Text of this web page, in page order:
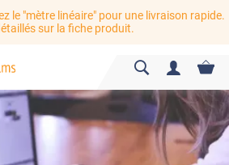
le "mètre linéaire" pour une livraison rapide.
sur la fiche produit.